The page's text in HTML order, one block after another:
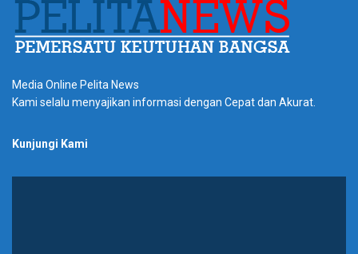
Media Online Pelita News
Kami selalu menyajikan informasi dengan Cepat dan Akurat.
Kunjungi Kami